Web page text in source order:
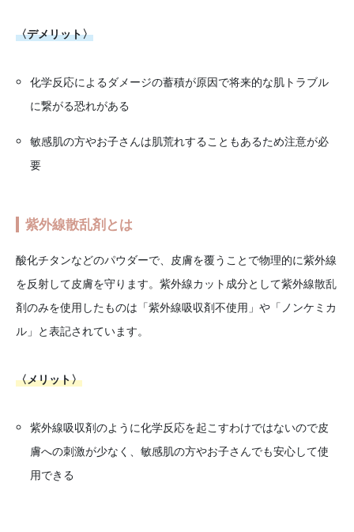
〈デメリット〉
化学反応によるダメージの蓄積が原因で将来的な肌トラブル
に繋がる恐れがある
敏感肌の方やお子さんは肌荒れすることもあるため注意が必
要
紫外線散乱剤とは
酸化チタンなどのパウダーで、皮膚を覆うことで物理的に紫外線
を反射して皮膚を守ります。紫外線カット成分として紫外線散乱
剤のみを使用したものは「紫外線吸収剤不使用」や「ノンケミカ
ル」と表記されています。
〈メリット〉
紫外線吸収剤のように化学反応を起こすわけではないので皮
膚への刺激が少なく、敏感肌の方やお子さんでも安心して使
用できる